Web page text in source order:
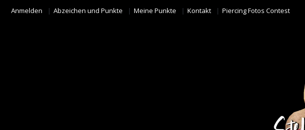
Anmelden Abzeichen und Punkte Meine Punkte Kontakt Piercing Fotos Contest